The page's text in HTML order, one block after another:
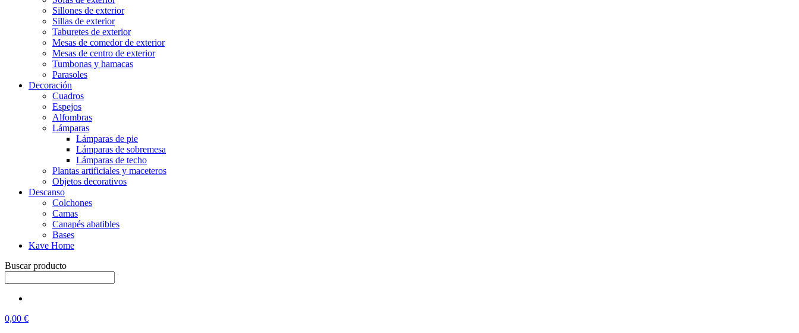
Sillones de exterior
Sillas de exterior
Taburetes de exterior
Mesas de comedor de exterior
Mesas de centro de exterior
Tumbonas y hamacas
Parasoles
Decoración
Cuadros
Espejos
Alfombras
Lámparas
Lámparas de pie
Lámparas de sobremesa
Lámparas de techo
Plantas artificiales y maceteros
Objetos decorativos
Descanso
Colchones
Camas
Canapés abatibles
Bases
Kave Home
Buscar producto
0,00 €